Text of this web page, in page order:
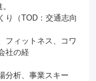
り（TOD：交通志向
フィットネス、コワ
社の経
分析、事業スキー